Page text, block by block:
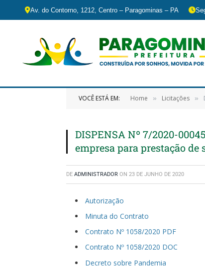
Av. do Contorno, 1212, Centro – Paragominas – PA
VOCÊ ESTÁ EM: Home » Licitações »
DISPENSA Nº 7/2020-
empresa para prestação de
DE ADMINISTRADOR ON 23 DE JUNHO DE 2020
Autorização
Minuta do Contrato
Contrato Nº 1058/2020 PDF
Contrato Nº 1058/2020 DOC
Decreto sobre Pandemia